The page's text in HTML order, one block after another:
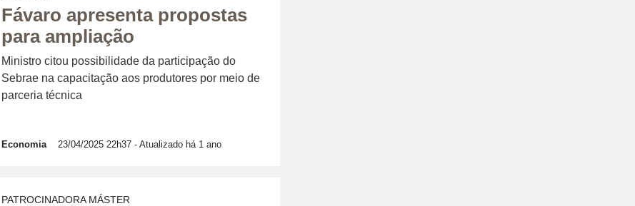
Fávaro apresenta propostas
para ampliação
Ministro citou possibilidade da participação do
Sebrae na capacitação aos produtores por meio de
parceria técnica
Economia 23/04/2025 22h37 - Atualizado há 1 ano
PATROCINADORA MÁSTER